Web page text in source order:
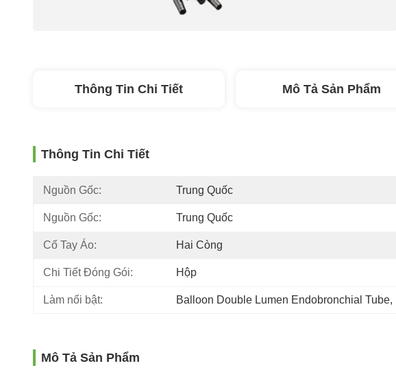
Thông Tin Chi Tiết Mô Tả Sản Phẩm
Thông Tin Chi Tiết
Nguồn Gốc: Trung Quốc
Nguồn Gốc: Trung Quốc
Cổ Tay Áo: Hai Còng
Chi Tiết Đóng Gói: Hộp
Làm nổi bật: Balloon Double Lumen Endobronchial Tube,
Mô Tả Sản Phẩm